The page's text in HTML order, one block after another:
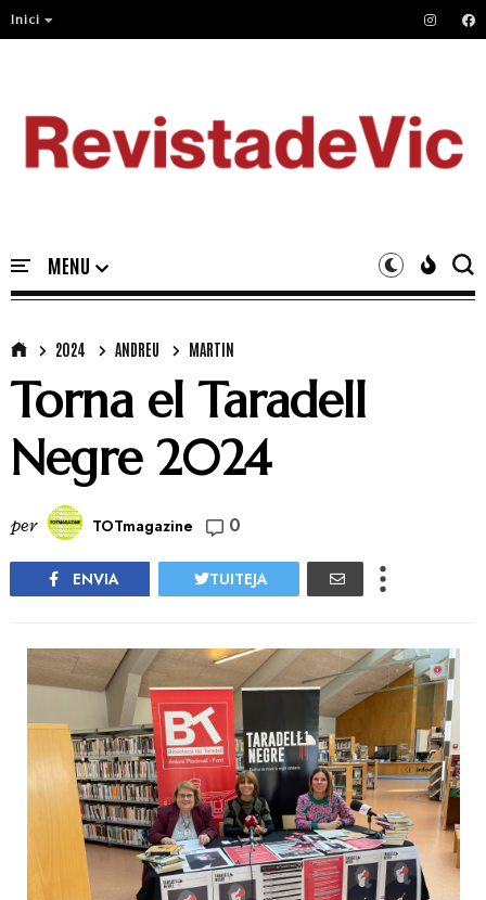
Inici
2024 ANDREU MARTIN
Torna el Taradell
Negre 2024
per TOTmagazine 0
ENVIA TUITEJA